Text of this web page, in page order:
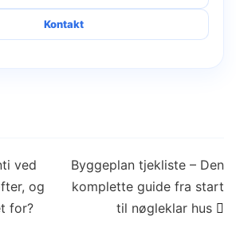
Kontakt
ved
og
for?
Byggeplan tjekliste – Den
komplette guide fra start
til nøgleklar hus